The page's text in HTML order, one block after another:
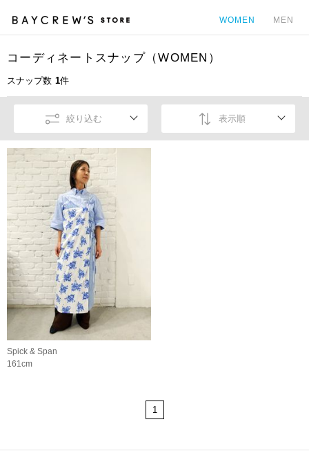
WOMEN MEN
コーディネートスナップ（WOMEN）
スナップ数 1件
絞り込む 表示順
Spick & Span
161cm
1